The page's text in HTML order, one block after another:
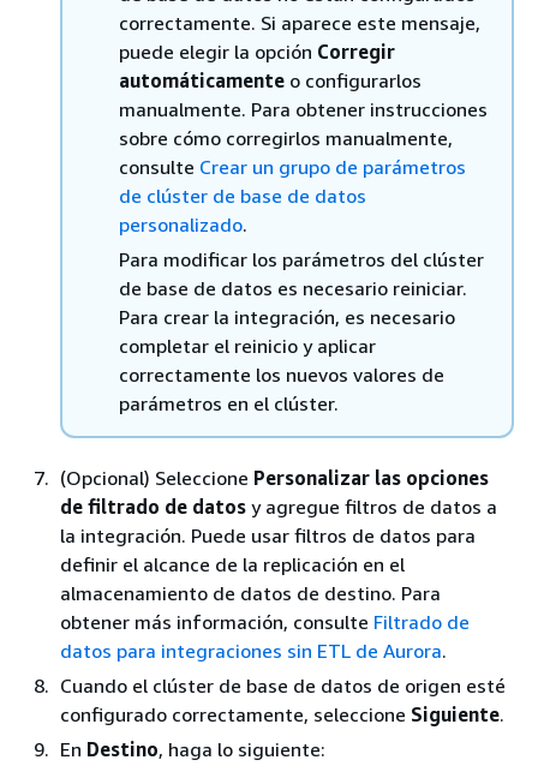
correctamente. Si aparece este mensaje,
puede elegir la opción Corregir
automáticamente o configurarlos
manualmente. Para obtener instrucciones
sobre cómo corregirlos manualmente,
consulte Crear un grupo de parámetros
de clúster de base de datos
personalizado.
Para modificar los parámetros del clúster
de base de datos es necesario reiniciar.
Para crear la integración, es necesario
completar el reinicio y aplicar
correctamente los nuevos valores de
parámetros en el clúster.
(Opcional) Seleccione Personalizar las opciones
de filtrado de datos y agregue filtros de datos a
la integración. Puede usar filtros de datos para
definir el alcance de la replicación en el
almacenamiento de datos de destino. Para
obtener más información, consulte Filtrado de
datos para integraciones sin ETL de Aurora.
Cuando el clúster de base de datos de origen esté
configurado correctamente, seleccione Siguiente.
En Destino, haga lo siguiente: